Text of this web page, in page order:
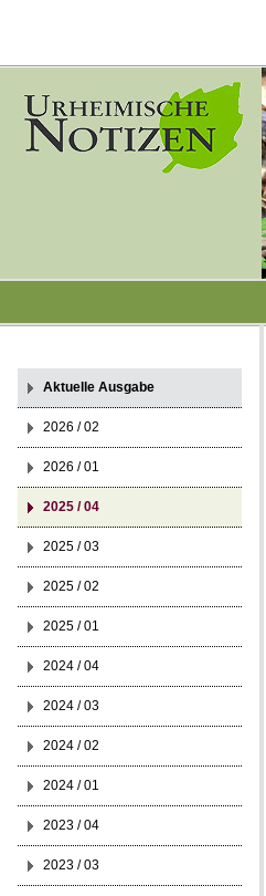
Aktuelle Ausgabe
2026 / 02
2026 / 01
2025 / 04
2025 / 03
2025 / 02
2025 / 01
2024 / 04
2024 / 03
2024 / 02
2024 / 01
2023 / 04
2023 / 03